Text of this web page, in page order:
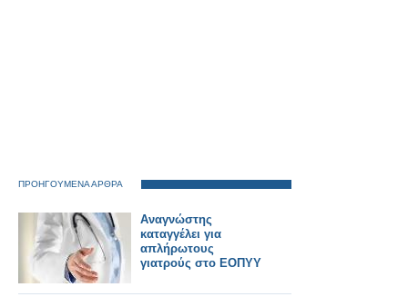
ΠΡΟΗΓΟΥΜΕΝΑ ΑΡΘΡΑ
Αναγνώστης
καταγγέλει για
απλήρωτους
γιατρούς στο ΕΟΠΥΥ